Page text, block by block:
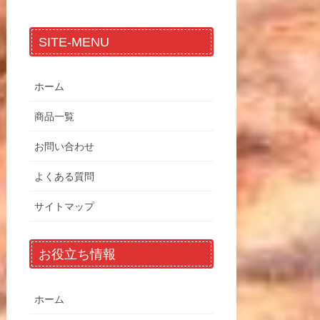
SITE-MENU
ホーム
商品一覧
お問い合わせ
よくある質問
サイトマップ
お役立ち情報
ホーム